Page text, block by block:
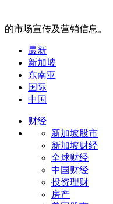
的市场宣传及营销信息。
最新
新加坡
东南亚
国际
中国
财经
新加坡股市
新加坡财经
全球财经
中国财经
投资理财
房产